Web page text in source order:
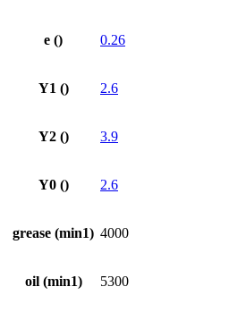
e () 0.26
Y1 () 2.6
Y2 () 3.9
Y0 () 2.6
grease (min1) 4000
oil (min1) 5300